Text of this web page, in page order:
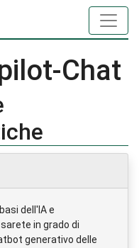
Chat
dell'IA e
in grado di
generativo delle